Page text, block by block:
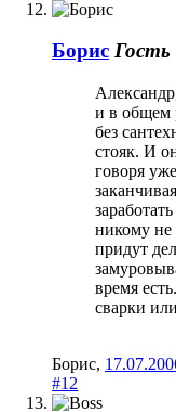
Борис Гость
и в общем
без
стояк. И
говоря
никому не
придут
время
сварки
Борис,
#12